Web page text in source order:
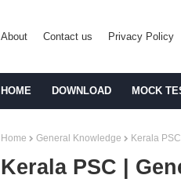
About Contact us Privacy Policy
HOME DOWNLOAD MOCK
Home General Knowledge Kerala
Kerala PSC |